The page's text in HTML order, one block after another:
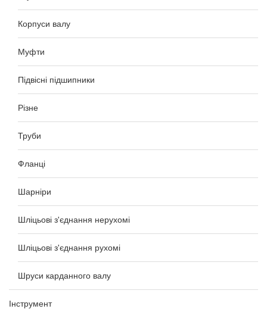
Корпуси валу
Муфти
Підвісні підшипники
Різне
Труби
Фланці
Шарніри
Шліцьові з'єднання нерухомі
Шліцьові з'єднання рухомі
Шруси карданного валу
Інструмент